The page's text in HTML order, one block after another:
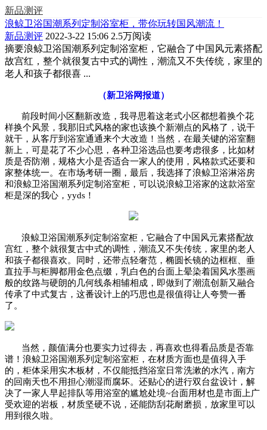
新品测评
浪鲸卫浴国潮系列定制浴室柜，带你玩转国风潮流！
新品测评 2022-3-22 15:06 2.5万阅读
摘要浪鲸卫浴国潮系列定制浴室柜，它融合了中国风元素搭配
故宫红，整个就很复古中式的调性，潮流又不失传统，家里的
老人和孩子都很喜 ...
（新卫浴网报道）
前段时间小区翻新改造，我寻思着这老式小区都想着换个花
样换个风景，我那旧式风格的家也该换个新潮点的风格了，说干
就干，从客厅到浴室通通来个大改造！当然，在最关键的浴室翻
新上，可是花了不少心思，各种卫浴选品也要考虑很多，比如材
质是否防潮，规格大小是否适合一家人的使用，风格款式还要和
家整体统一。在市场考研一圈，最后，我选择了浪鲸卫浴淋浴房
和浪鲸卫浴国潮系列定制浴室柜，可以说浪鲸卫浴家的这款浴室
柜是深的我心， yyds！
浪鲸卫浴国潮系列定制浴室柜，它融合了中国风元素搭配故
宫红，整个就很复古中式的调性，潮流又不失传统，家里的老人
和孩子都很喜欢。同时，还带点轻奢范，椭圆长镜的边框框、垂
直拉手与柜脚都用金色点缀，乳白色的台面上晕染着国风水墨画
般的纹路与硬朗的几何线条相辅相成，即做到了潮流创新又融合
传承了中式复古，这番设计上的巧思也是很值得让人夸赞一番
了。
当然，颜值满分也要实力过得去，再喜欢也得看品质是否靠
谱！浪鲸卫浴国潮系列定制浴室柜，在材质方面也是值得入手
的，柜体采用实木板材，不仅能抵挡浴室日常洗漱的水汽，南方
的回南天也不用担心潮湿而腐坏。还贴心的进行双台盆设计，解
决了一家人早起排队等用浴室的尴尬处境~台面用材也是市面上广
受欢迎的岩板，材质坚硬不说，还能防刮花耐磨损，放家里可以
用到很久啦。